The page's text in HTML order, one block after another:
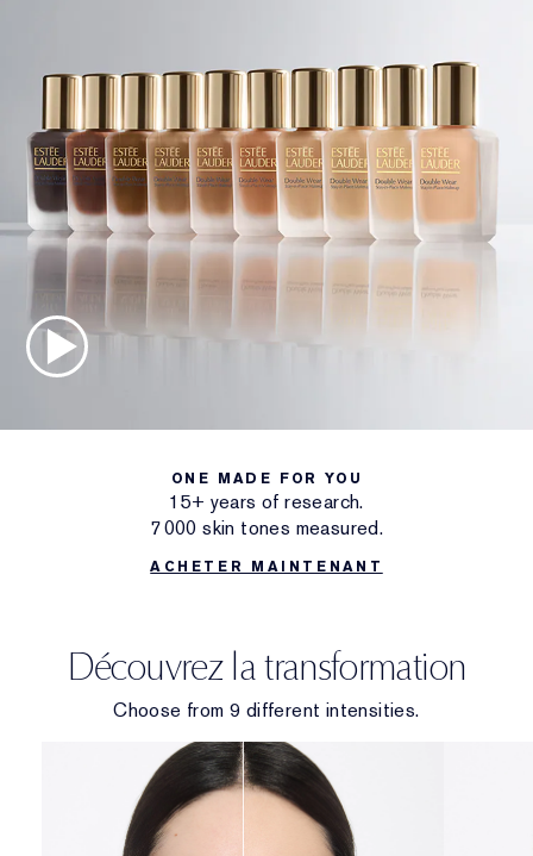
ONE MADE FOR YOU
15+ years of research.
7 000 skin tones measured.
ACHETER MAINTENANT
Découvrez la transformation
Choose from 9 different intensities.